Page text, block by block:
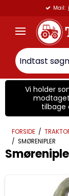
Vi holder
tilbage
FORSIDE /
/ SMØRENIPLER